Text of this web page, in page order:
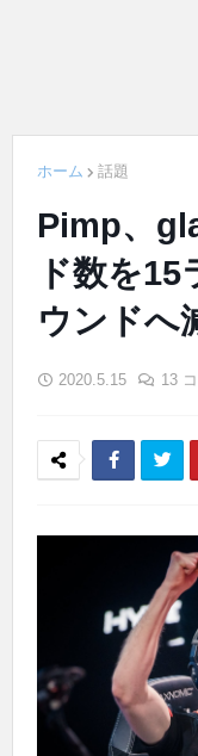
ホーム 話題
Pimp、
ド数を
ウンドへ
2020.5.15 13